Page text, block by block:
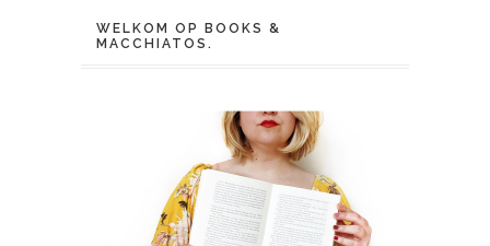
WELKOM OP BOOKS &
MACCHIATOS.